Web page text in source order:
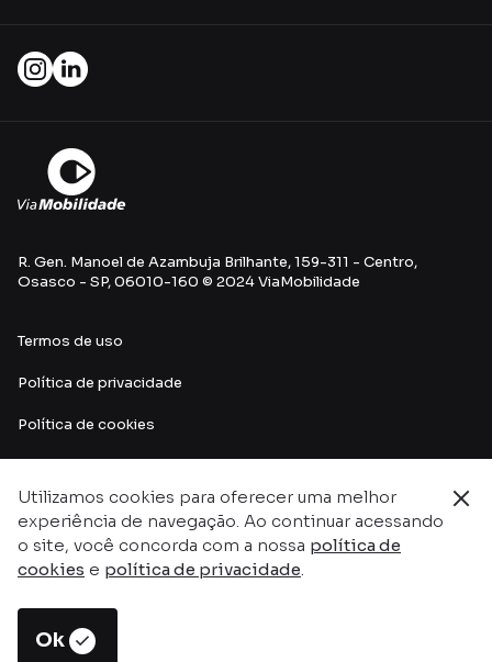
Utilizamos cookies para oferecer uma melhor
experiência de navegação. Ao continuar acessando
o site, você concorda com a nossa política de
cookies e política de privacidade.
Ok
R. Gen. Manoel de Azambuja Brilhante, 159-311 - Centro,
Osasco - SP, 06010-160 © 2024 ViaMobilidade
Termos de uso
Política de privacidade
Política de cookies
Este site é protegido pelo reCAPTCHA e pelos